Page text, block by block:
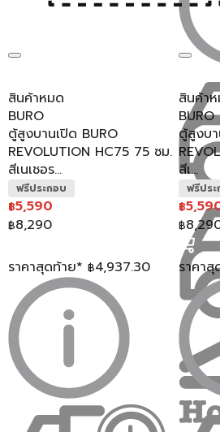
สินค้าหมด
BURO
ตู้สูงบานเปิด BURO
REVOLUTION HC75 75 ซม.
สีเนเชอร...
ฟรีประกอบ
฿5,590
฿8,290
ราคาสุดท้าย* ฿4,937.30
สินค้า
BURO
ตู้สูงบา
สีเ...
ฟรีปร
฿
฿
ราคา
จากคุณภาพแล้ว การเลือก ตู้เอกสารไม้
กับความต้องการและสไตล์การตกแต่งบ้า
น้อย เนื่องจากเฟอร์นิเจอร์ที่มีความสวยง
ตกแต่งบ้านของคุณให้มีความสมบูรณ์มาก
นอกจากจะใช้สำหรับการจัดเก็บเอกสารแ
หลากหลายรูปแบบ จึงทำให้ตู้ไม้มีให้เลือก
ออกเป็นประเภทกว้างๆ ได้ดังนี้
โมเดิร์น :ตู้ไม้กระจก ที่มีเส้นสายเ
บ้านสไตล์โมเดิร์น
ตู้ไม้กระจกที่มีขนาดกะ
การใช้งาน เหมาะกับบ้านสไตล์มินิม
ตู้ไม้ ที่มีดีไซน์หรูหรา
ตู้โชว์ไม้ ที่มีดีไซน์เก่าแก่
ด้วยความหลากหลายของ ตู้โชว์ไม้ ไม่ว่าจ
ตู้โชว์ ตู้ไม้ ตู้โชว์กระจก ตู้ไม้กระจก ซึ่งมี
สามารถเลือกได้หลายแบบ และด้วยลายไม้
อบอุ่นยิ่งขึ้นอีกด้วย ทั้งนี้ ตู้โชว์ไม้ ไม่เพีย
เฟอร์นิเจอร์ ที่สามารถจัดเก็บของได้ แต่
ความแตกต่างและเพิ่มความสวยงามให้
สร้างบรรยากาศที่อบอุ่น สบายๆ สำหรับ
ตู้ไม้สูง มีความสำคัญไม่น้อยในการตกแ
สไตล์อันโดดเด่น